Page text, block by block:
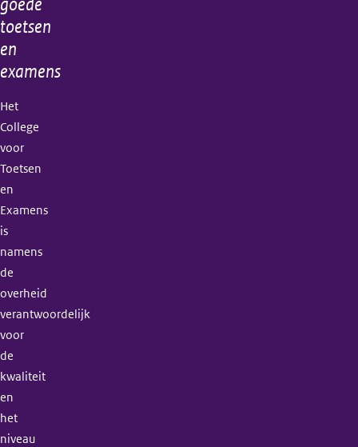
toetsen
en
examens
Het
College
voor
Toetsen
en
Examens
is
namens
de
overheid
verantwoordelijk
voor
de
kwaliteit
en
het
niveau